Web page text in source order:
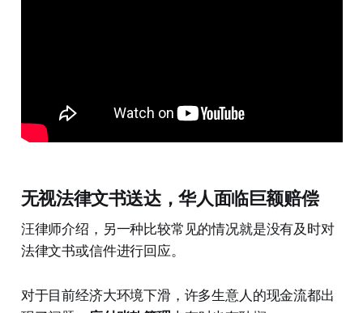
无视法律文书送达，华人面临巨额赔偿
汪律师介绍，另一种比较常见的情况就是没有及时对
法律文书或信件进行回应。
对于目前经济大环境下滑，许多生意人的现金流都出